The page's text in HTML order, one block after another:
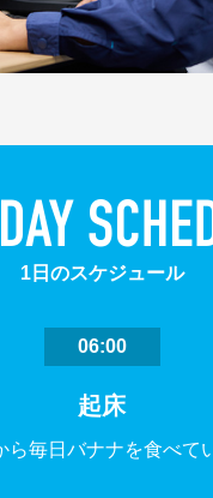
1日のスケジュール
06:00
起床
ら毎日バナナを食べて